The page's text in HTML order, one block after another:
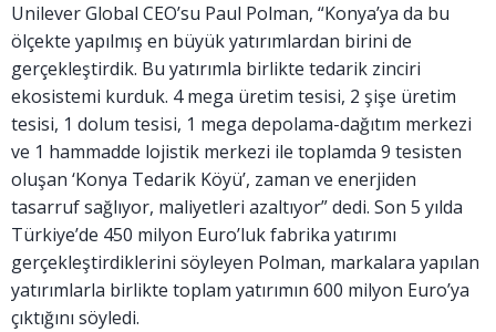
Unilever Global CEO’su Paul Polman, “Konya’ya da bu
ölçekte yapılmış en büyük yatırımlardan birini de
gerçekleştirdik. Bu yatırımla birlikte tedarik zinciri
ekosistemi kurduk. 4 mega üretim tesisi, 2 şişe üretim
tesisi, 1 dolum tesisi, 1 mega depolama-dağıtım merkezi
ve 1 hammadde lojistik merkezi ile toplamda 9 tesisten
oluşan ‘Konya Tedarik Köyü’, zaman ve enerjiden
tasarruf sağlıyor, maliyetleri azaltıyor” dedi. Son 5 yılda
Türkiye’de 450 milyon Euro’luk fabrika yatırımı
gerçekleştirdiklerini söyleyen Polman, markalara yapılan
yatırımlarla birlikte toplam yatırımın 600 milyon Euro’ya
çıktığını söyledi.